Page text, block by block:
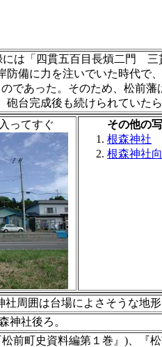
には「四貫五百目長熕二門
備に力を注いでいた時代で
であった。そのため、松前
砲台完成後も続けられていた
ってすぐ
その他の
根森神社
根森神社
社周囲は台場によさそうな地
神社後ろ。
松前町史資料編第１巻』)、『